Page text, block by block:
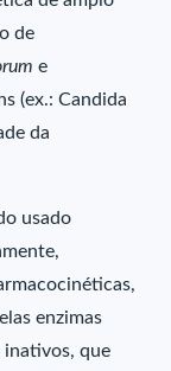
de
e
(ex.: Candida
da
usado
enzimas
inativos, que